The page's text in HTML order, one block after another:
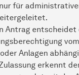
für
Antrag
Anlagen
erkennt